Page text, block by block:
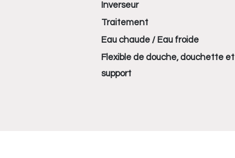
Inverseur
Traitement
Eau chaude / Eau froide
Flexible de douche, douchette et
support